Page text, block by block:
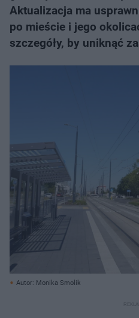
Aktualizacja ma
po mieście i jego
szczegóły, by uniknąć
Autor: Monika Smolik